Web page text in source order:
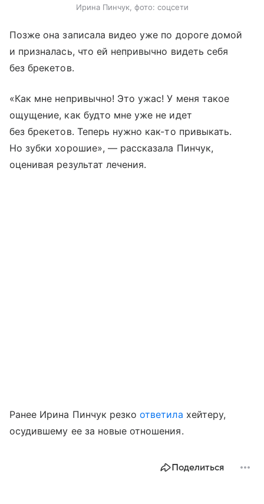
Ирина Пинчук, фото: соцсети
Позже она записала видео уже по дороге домой
и призналась, что ей непривычно видеть себя
без брекетов.
«Как мне непривычно! Это ужас! У меня такое
ощущение, как будто мне уже не идет
без брекетов. Теперь нужно как-то привыкать.
Но зубки хорошие», — рассказала Пинчук,
оценивая результат лечения.
Ранее Ирина Пинчук резкоответила хейтеру,
осудившему ее за новые отношения.
Поделиться